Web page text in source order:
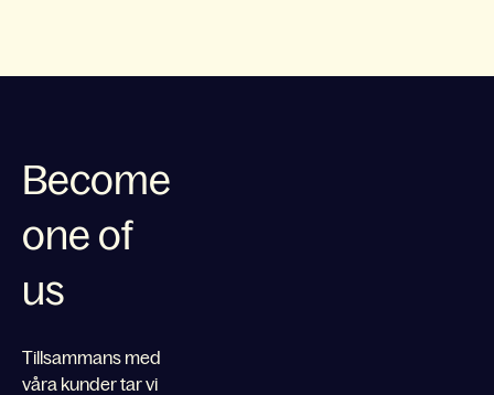
Become
one of
us
Tillsammans med
våra kunder tar vi